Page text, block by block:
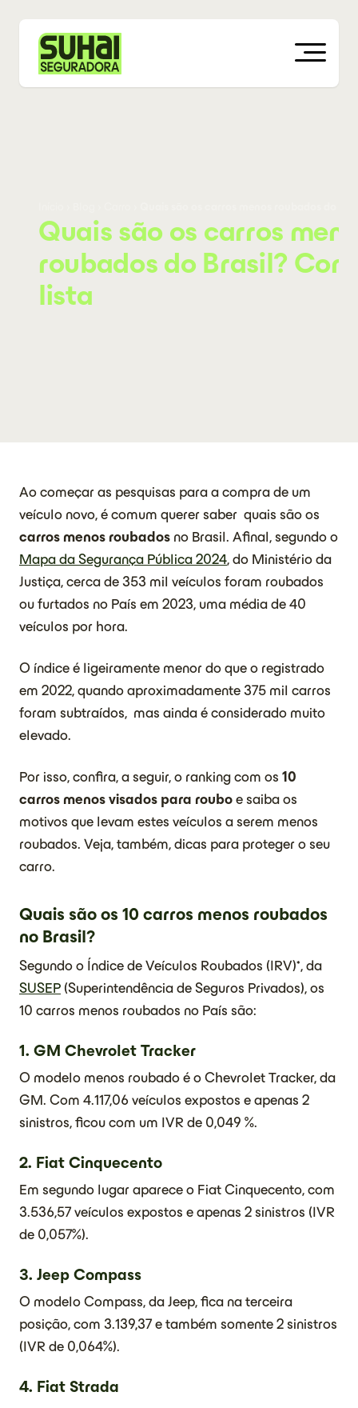
Quais são os carros
roubados do Brasil?
lista
Ao começar as pesquisas para a compra de um
veículo novo, é comum querer saber quais são os
carros menos roubados no Brasil. Afinal, segundo o
Mapa da Segurança Pública 2024, do Ministério da
Justiça, cerca de 353 mil veículos foram roubados
ou furtados no País em 2023, uma média de 40
veículos por hora.
O índice é ligeiramente menor do que o registrado
em 2022, quando aproximadamente 375 mil carros
foram subtraídos, mas ainda é considerado muito
elevado.
Por isso, confira, a seguir, o ranking com os 10
carros menos visados para roubo e saiba os
motivos que levam estes veículos a serem menos
roubados. Veja, também, dicas para proteger o seu
carro.
Quais são os 10 carros menos roubados
no Brasil?
Segundo o Índice de Veículos Roubados (IRV)*, da
SUSEP (Superintendência de Seguros Privados), os
10 carros menos roubados no País são:
1. GM Chevrolet Tracker
O modelo menos roubado é o Chevrolet Tracker, da
GM. Com 4.117,06 veículos expostos e apenas 2
sinistros, ficou com um IVR de 0,049 %.
2. Fiat Cinquecento
Em segundo lugar aparece o Fiat Cinquecento, com
3.536,57 veículos expostos e apenas 2 sinistros (IVR
de 0,057%).
3. Jeep Compass
O modelo Compass, da Jeep, fica na terceira
posição, com 3.139,37 e também somente 2 sinistros
(IVR de 0,064%).
4. Fiat Strada